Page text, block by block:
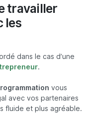
travailler
les
dans le cas d’une
.
vous
avec vos partenaires
fluide et plus agréable.